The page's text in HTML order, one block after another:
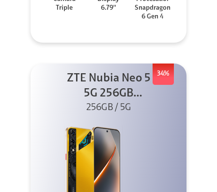
Triple
6.79''
Snapdragon
6 Gen 4
34%
ZTE Nubia Neo 5
5G 256GB
Dorado
256GB / 5G